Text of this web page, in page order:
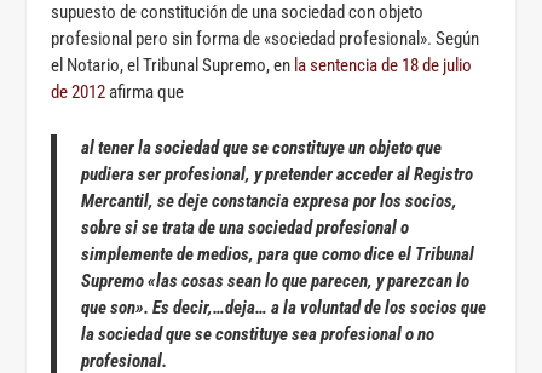
supuesto de constitución de una sociedad con objeto
profesional pero sin forma de «sociedad profesional». Según
el Notario, el Tribunal Supremo, en la sentencia de 18 de julio
de 2012afirma que
al tener la sociedad que se constituye un objeto que
pudiera ser profesional, y pretender acceder al Registro
Mercantil, se deje constancia expresa por los socios,
sobre si se trata de una sociedad profesional o
simplemente de medios, para que como dice el Tribunal
Supremo «las cosas sean lo que parecen, y parezcan lo
que son». Es decir,…deja… a la voluntad de los socios que
la sociedad que se constituye sea profesional o no
profesional.